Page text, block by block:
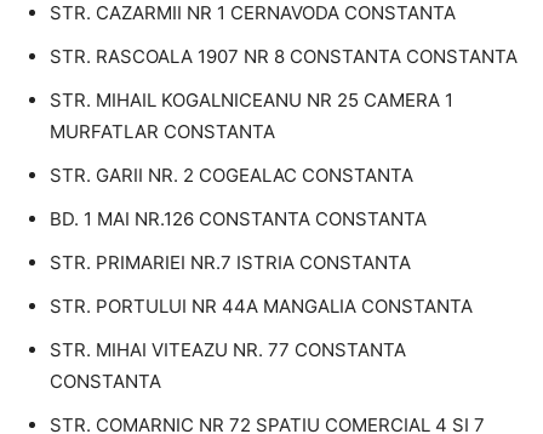
STR. CAZARMII NR 1 CERNAVODA CONSTANTA
STR. RASCOALA 1907 NR 8 CONSTANTA CONSTANTA
STR. MIHAIL KOGALNICEANU NR 25 CAMERA 1
MURFATLAR CONSTANTA
STR. GARII NR. 2 COGEALAC CONSTANTA
BD. 1 MAI NR.126 CONSTANTA CONSTANTA
STR. PRIMARIEI NR.7 ISTRIA CONSTANTA
STR. PORTULUI NR 44A MANGALIA CONSTANTA
STR. MIHAI VITEAZU NR. 77 CONSTANTA
CONSTANTA
STR. COMARNIC NR 72 SPATIU COMERCIAL 4 SI 7